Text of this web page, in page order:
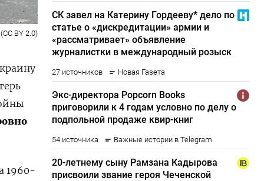
BY 2.0)
1960-